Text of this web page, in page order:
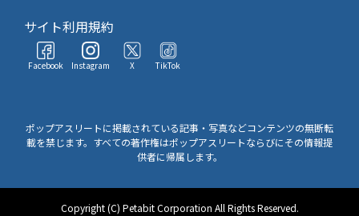
サイト利用規約
Facebook Instagram X TikTok
ポップアスリートに掲載されている記事・写真などコンテンツの無断転
載を禁じます。すべての著作権はポップアスリートならびにその情報提
供者に帰属します。
Copyright (C) Petabit Corporation All Rights Reserved.